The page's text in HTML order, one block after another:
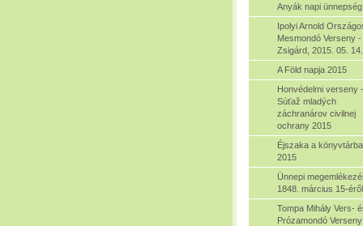
Anyák napi ünnepség
Ipolyi Arnold
Mesmondó Verseny -
Zsigárd, 2015. 05. 14.
A Föld napja 2015
Honvédelmi verseny -
Súťaž mladých
záchranárov civilnej
ochrany 2015
Éjszaka a
2015
Ünnepi
1848. március 15-éről
Tompa Mihály Vers-
Prózamondó Verseny